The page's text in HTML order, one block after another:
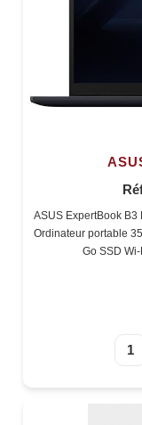
ASUS ExpertBook
Ordinateur portable
Go SSD